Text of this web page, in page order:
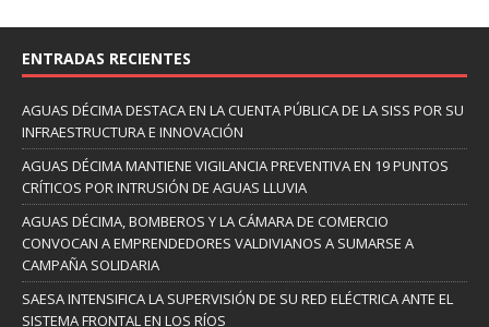
ENTRADAS RECIENTES
AGUAS DÉCIMA DESTACA EN LA CUENTA PÚBLICA DE LA SISS POR SU
INFRAESTRUCTURA E INNOVACIÓN
AGUAS DÉCIMA MANTIENE VIGILANCIA PREVENTIVA EN 19 PUNTOS
CRÍTICOS POR INTRUSIÓN DE AGUAS LLUVIA
AGUAS DÉCIMA, BOMBEROS Y LA CÁMARA DE COMERCIO
CONVOCAN A EMPRENDEDORES VALDIVIANOS A SUMARSE A
CAMPAÑA SOLIDARIA
SAESA INTENSIFICA LA SUPERVISIÓN DE SU RED ELÉCTRICA ANTE EL
SISTEMA FRONTAL EN LOS RÍOS